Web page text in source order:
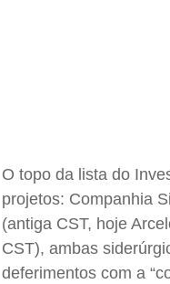
O topo da lista do
projetos: Companhia
(antiga CST, hoje
CST), ambas
deferimentos com a